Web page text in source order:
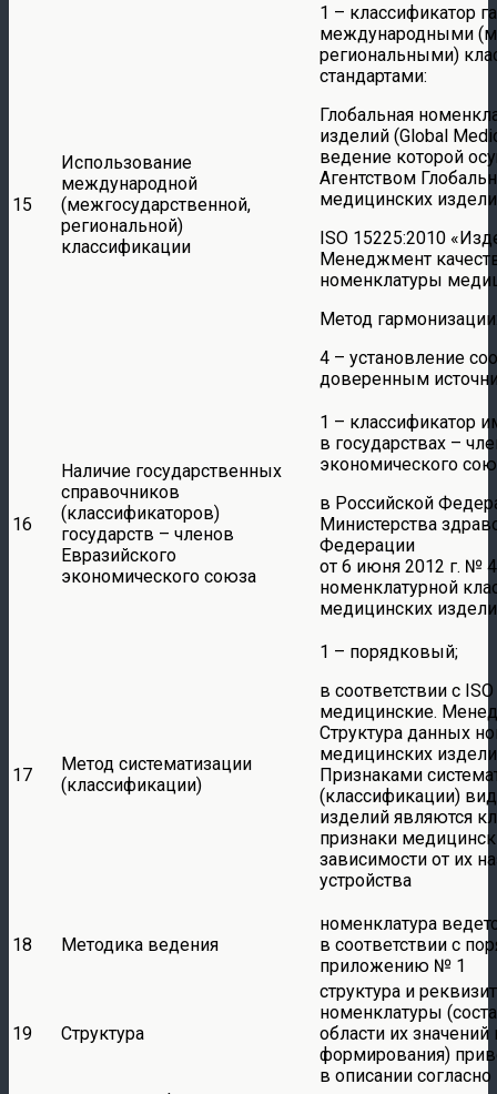
15
Использование
международной
(межгосударственной,
региональной)
классификации
1 – классификатор
международными
региональными)
стандартами:
Глобальная
изделий (Global
ведение которой
Агентством
медицинских
ISO 15225:2010
Менеджмент
номенклатуры
Метод
4 – установление
доверенным
16
Наличие государственных
справочников
(классификаторов)
государств – членов
Евразийского
экономического союза
1 – классификатор
в государствах –
экономического
в Российской
Министерства
Федерации
от 6 июня 2012 г. №
номенклатурной
медицинских
17
Метод систематизации
(классификации)
1 – порядковый;
в соответствии с
медицинские.
Структура данных
медицинских
Признаками
(классификации)
изделий являются
признаки
зависимости от их
устройства
18 Методика ведения
номенклатура
в соответствии с
приложению № 1
19 Структура
структура и
номенклатуры
области их значений
формирования)
в описании